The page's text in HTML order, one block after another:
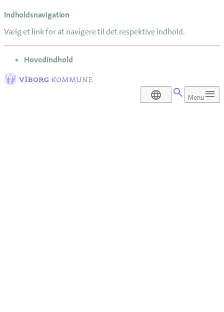
Indholdsnavigation
Vælg et link for at navigere til det respektive indhold.
gå til
Hovedindhold
DA Menu